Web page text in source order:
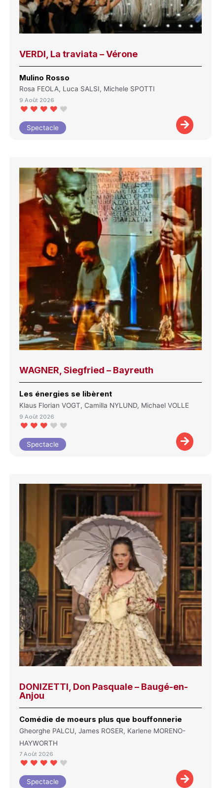
VERDI, La traviata – Vérone
Mulino Rosso
Rosa FEOLA, Luca SALSI, Michele SPOTTI
9 Août 2026
Spectacle
WAGNER, Siegfried – Bayreuth
Les énergies se libèrent
Klaus Florian VOGT, Camilla NYLUND, Michael VOLLE
9 Août 2026
Spectacle
DONIZETTI, Don Pasquale – Baugé-en-
Anjou
Comédie de moeurs plus que bouffonnerie
Gheorghe PALCU, James ROSER, Karlene MORENO-
HAYWORTH
7 Août 2026
Spectacle